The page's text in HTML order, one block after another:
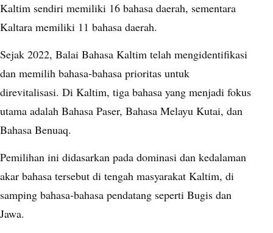
Kaltim sendiri memiliki 16 bahasa daerah, sementara
Kaltara memiliki 11 bahasa daerah.
Sejak 2022, Balai Bahasa Kaltim telah mengidentifikasi
dan memilih bahasa-bahasa prioritas untuk
direvitalisasi. Di Kaltim, tiga bahasa yang menjadi fokus
utama adalah Bahasa Paser, Bahasa Melayu Kutai, dan
Bahasa Benuaq.
Pemilihan ini didasarkan pada dominasi dan kedalaman
akar bahasa tersebut di tengah masyarakat Kaltim, di
samping bahasa-bahasa pendatang seperti Bugis dan
Jawa.